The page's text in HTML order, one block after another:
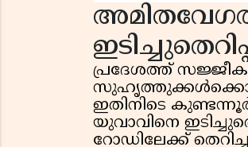
പ്രദേശത്ത്
ഇതിനിടെ
യുവാവിനെ
റോഡിലേക്ക്